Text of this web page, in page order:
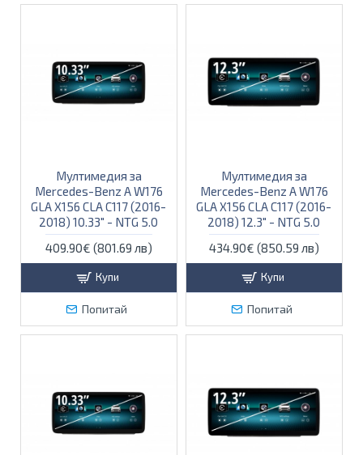
Мултимедия за
Mercedes-Benz A W176
GLA X156 CLA C117 (2016-
2018) 10.33" - NTG 5.0
409.90€ (801.69 лв)
Купи
Попитай
Мултимедия за
Mercedes-Benz A W176
GLA X156 CLA C117 (2016-
2018) 12.3" - NTG 5.0
434.90€ (850.59 лв)
Купи
Попитай